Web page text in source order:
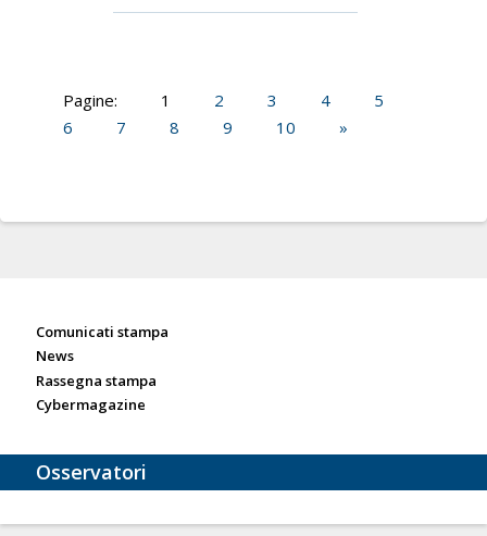
Pagine: 1 2 3 4
5
6
7 8 9 10 »
Comunicati stampa
News
Rassegna stampa
Cybermagazine
Osservatori